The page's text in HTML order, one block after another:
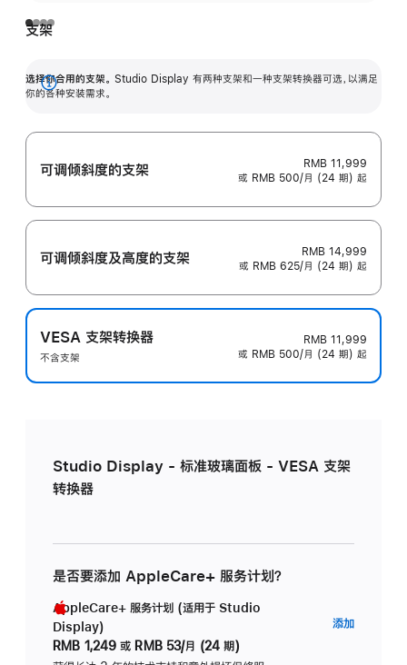
支架
选择你合用的支架。 Studio Display 有两种支架和一种支架转换器可选，以满足
你的各种安装需求。
展
可调倾斜度的支架
RMB 11,999
或 RMB 500/月 (24 期) 起
可调倾斜度及高‍度的支‍架
RMB 14,999
或 RMB 625/月 (24 期) 起
VESA 支架转换器
不含支架
RMB 11,999
或 RMB 500/月 (24 期) 起
Studio Display - 标准玻璃面板 - VESA 支架
转换器
是否要添加 AppleCare+ 服务计划？
AppleCare+ 服务计划 (适用于 Studio
Display)
RMB 1,249 或 RMB 53/月 (24 期)
添加